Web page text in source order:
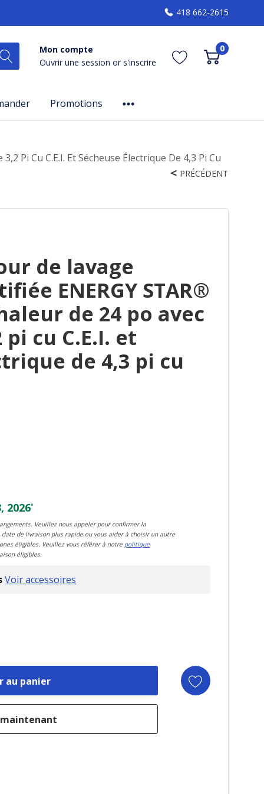
418 662-2615
Mon compte
Ouvrir une session or s'inscrire
0
Promotions
Pi Cu C.E.I. Et Sécheuse Électrique De 4,3 Pi Cu
PRÉCÉDENT
de lavage
ENERGY STAR®
de 24 po avec
cu C.E.I. et
de 4,3 pi cu
2026*
Veuillez nous appeler pour confirmer la
de livraison plus rapide ou vous aider à choisir un autre
éligibles. Veuillez vous référer à notre politique
éligibles.
Voir accessoires